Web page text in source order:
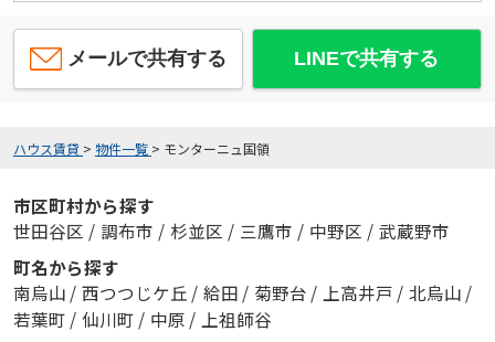
メールで共有する LINEで共有する
ハウス賃貸 > 物件一覧 > モンターニュ国領
市区町村から探す
世田谷区 / 調布市 / 杉並区 / 三鷹市 / 中野区 / 武蔵野市
町名から探す
南烏山 / 西つつじケ丘 / 給田 / 菊野台 / 上高井戸 / 北烏山 /
若葉町 / 仙川町 / 中原 / 上祖師谷